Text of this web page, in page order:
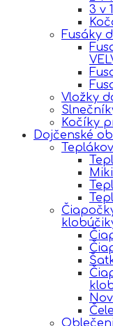
3 v 1
Fusáky
Vložky
Kočíky
Dojčenské